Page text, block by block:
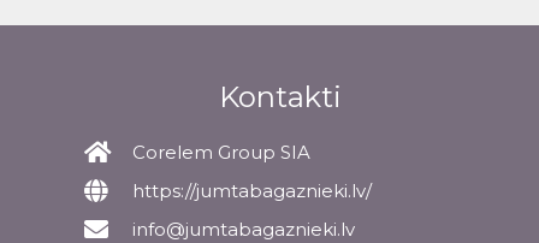
Kontakti
Corelem Group SIA
https://jumtabagaznieki.lv/
info@jumtabagaznieki.lv